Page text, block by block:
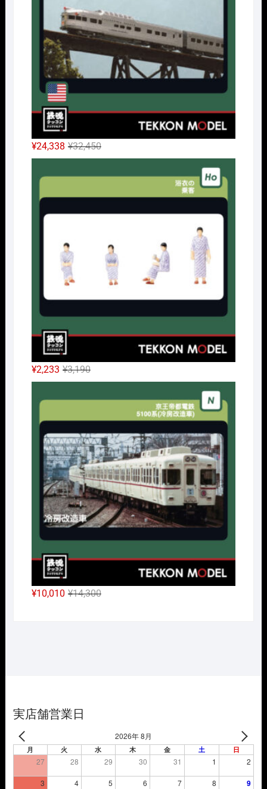
で
し
た。
¥32,175
で
す。
¥32,450元
の
価
¥32,450
し
た。
¥24,338
現
在
の
は
で
す。
¥3,190元
の
価
¥3,190
で
し
た。
¥2,233
現
在
の
は
¥2,233
で
す。
¥14,300元
¥10,010
現
実店舗営業日
2026年 8月
月 火 水 木 金 土 日
27 28 29 30 31 1 2
3 4 5 6 7 8 9